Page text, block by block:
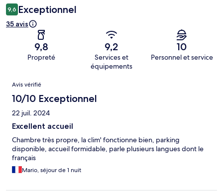
9,6 Exceptionnel
35 avis
9,8
Propreté
9,2
Services et
équipements
10
Personnel et service
Avis
Avis vérifié
10/10 Exceptionnel
22 juil. 2024
Excellent accueil
Chambre très propre, la clim' fonctionne bien, parking
disponible, accueil formidable, parle plusieurs langues dont le
français
Mario, séjour de 1 nuit